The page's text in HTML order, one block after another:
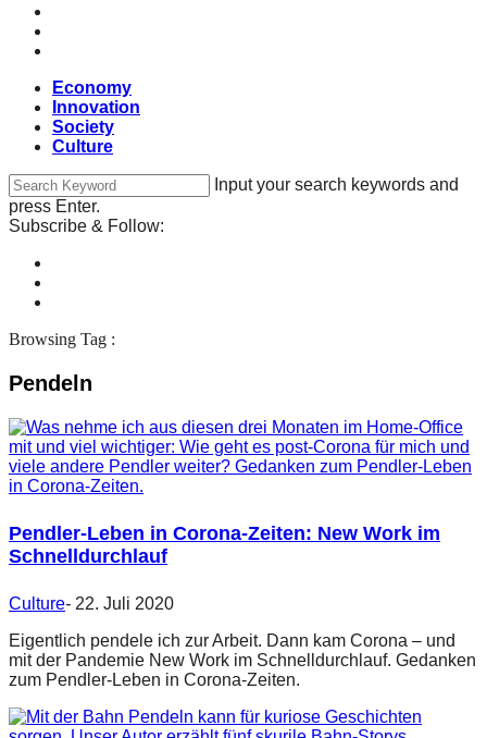
Economy
Innovation
Society
Culture
Input your search keywords and
press Enter.
Subscribe & Follow:
Browsing Tag :
Pendeln
Pendler-Leben in Corona-Zeiten: New Work im
Schnelldurchlauf
Culture- 22. Juli 2020
Eigentlich pendele ich zur Arbeit. Dann kam Corona – und
mit der Pandemie New Work im Schnelldurchlauf. Gedanken
zum Pendler-Leben in Corona-Zeiten.